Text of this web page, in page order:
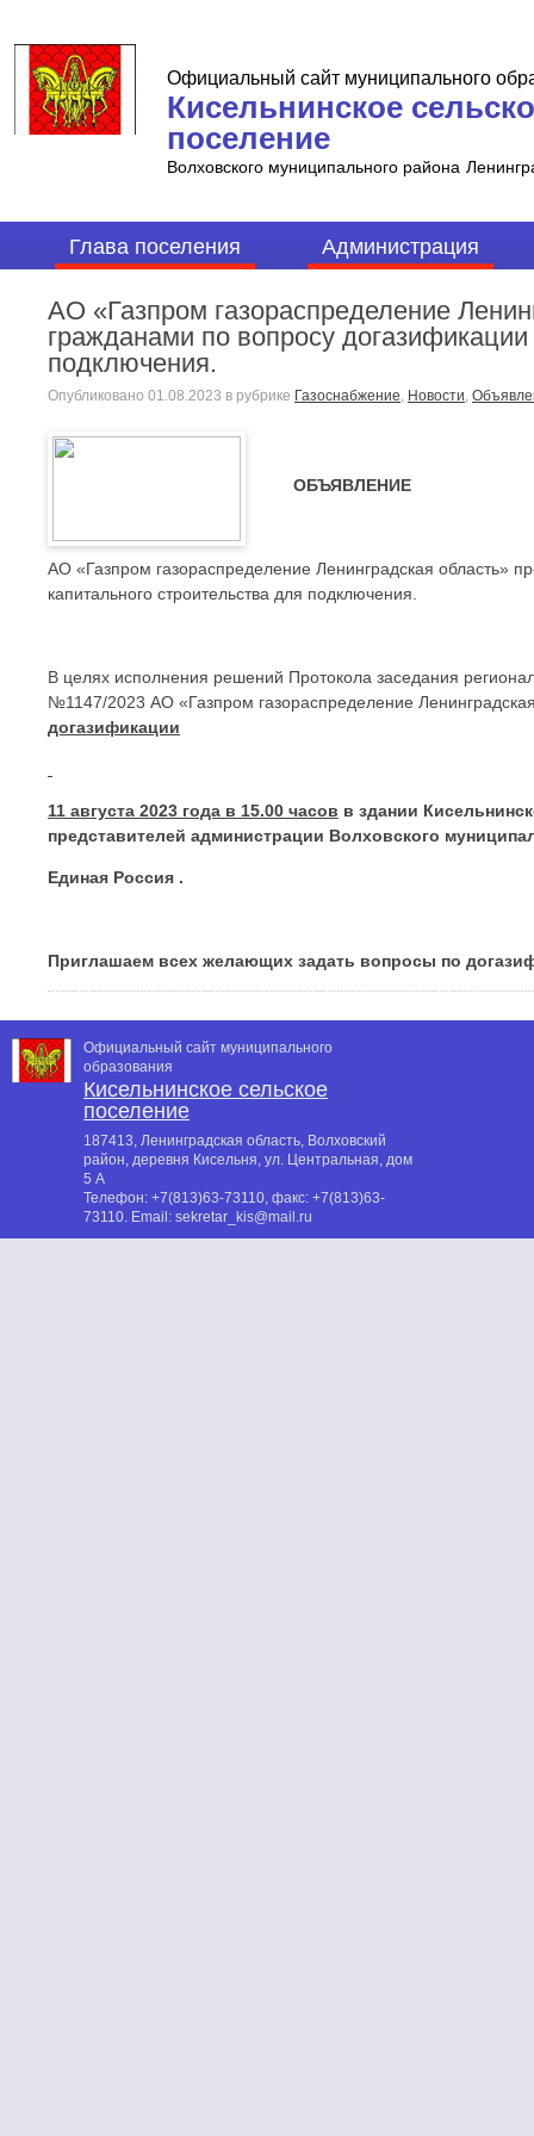
Официальный сайт муниципального
Кисельнинское
поселение
Волховского муниципального района
Глава поселения Администрация
АО «Газпром газораспределение
гражданами по вопросу
подключения.
Опубликовано 01.08.2023 в рубрике Газоснабжение, Новости,
ОБЪЯВЛЕНИЕ
АО «Газпром газораспределение Ленинградская область»
капитального строительства для подключения.
В целях исполнения решений Протокола заседания
№1147/2023 АО «Газпром газораспределение
догазификации
11 августа 2023 года в 15.00 часов в здании
представителей администрации Волховского
Единая Россия .
Приглашаем всех желающих задать вопросы по
Официальный сайт муниципального
образования
Кисельнинское сельское
поселение
187413, Ленинградская область, Волховский
район, деревня Кисельня, ул. Центральная, дом
5 А
Телефон: +7(813)63-73110, факс: +7(813)63-
73110. Email: sekretar_kis@mail.ru